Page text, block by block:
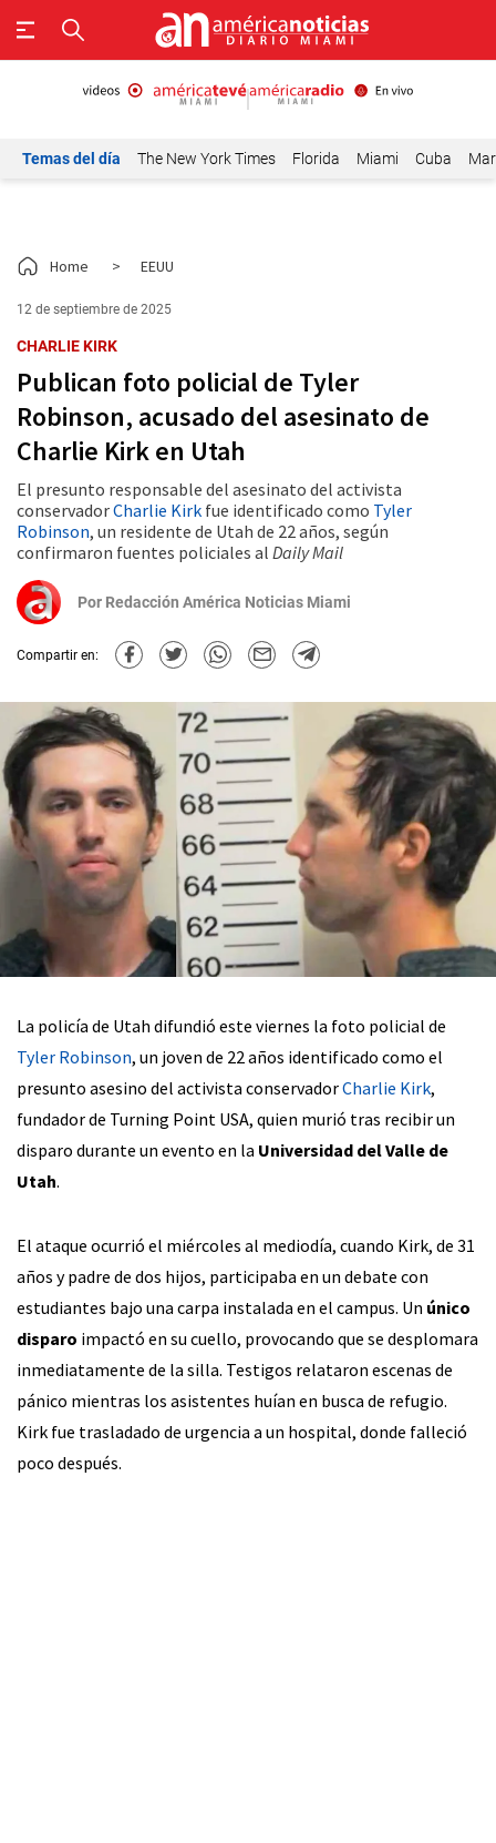
Temas del día The New York Times Florida Miami Cuba
Home > EEUU
12 de septiembre de 2025
CHARLIE KIRK
Publican foto policial de Tyler
Robinson, acusado del asesinato de
Charlie Kirk en Utah
El presunto responsable del asesinato del activista
conservadorCharlie Kirk fue identificado como Tyler
Robinson, un residente de Utah de 22 años, según
confirmaron fuentes policiales al Daily Mail
Por Redacción América Noticias Miami
Compartir en:
La policía de Utah difundió este viernes la foto policial de
Tyler Robinson, un joven de 22 años identificado como el
presunto asesino del activista conservadorCharlie Kirk,
fundador de Turning Point USA, quien murió tras recibir un
disparo durante un evento en la Universidad del Valle de
Utah.
El ataque ocurrió el miércoles al mediodía, cuando Kirk, de 31
años y padre de dos hijos, participaba en un debate con
estudiantes bajo una carpa instalada en el campus. Un único
disparo impactó en su cuello, provocando que se desplomara
inmediatamente de la silla. Testigos relataron escenas de
pánico mientras los asistentes huían en busca de refugio.
Kirk fue trasladado de urgencia a un hospital, donde falleció
poco después.